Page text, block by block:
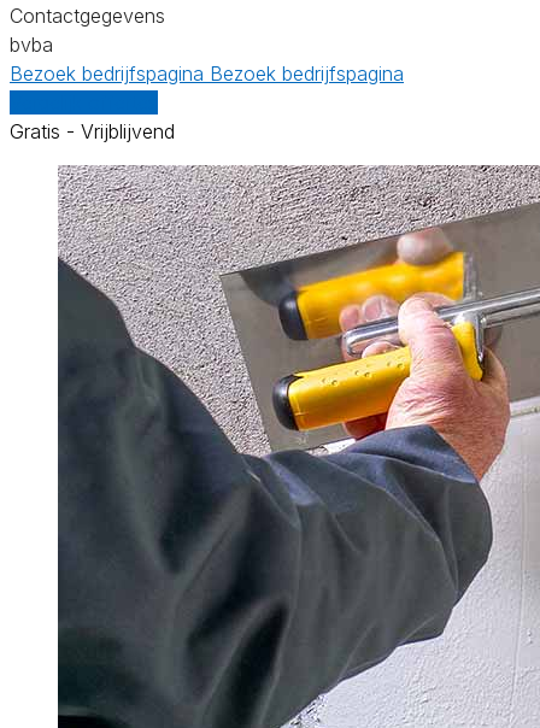
Contactgegevens
bvba
Bezoek bedrijfspagina Bezoek bedrijfspagina
Gratis - Vrijblijvend